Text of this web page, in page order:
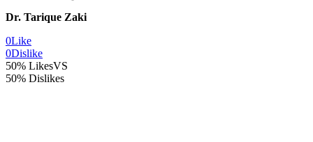
Dr. Tarique Zaki
0Like
0Dislike
50% LikesVS
50% Dislikes